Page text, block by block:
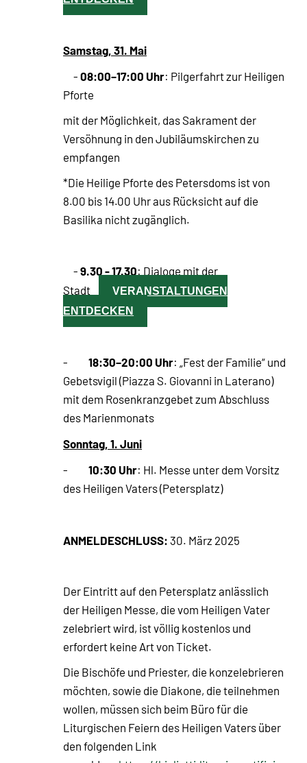
Samstag, 31. Mai
-08:00–17:00 Uhr: Pilgerfahrt zur Heiligen
Pforte
mit der Möglichkeit, das Sakrament der
Versöhnung in den Jubiläumskirchen zu
empfangen
*Die Heilige Pforte des Petersdoms ist von
8.00 bis 14.00 Uhr aus Rücksicht auf die
Basilika nicht zugänglich.
-9.30 - 17.30: Dialoge mit der
Stadt
VERANSTALTUNGEN
ENTDECKEN
-18:30–20:00 Uhr: „Fest der Familie“ und
Gebetsvigil (Piazza S. Giovanni in Laterano)
mit dem Rosenkranzgebet zum Abschluss
des Marienmonats
Sonntag, 1. Juni
-10:30 Uhr: Hl. Messe unter dem Vorsitz
des Heiligen Vaters (Petersplatz)
ANMELDESCHLUSS: 30. März 2025
Der Eintritt auf den Petersplatz anlässlich
der Heiligen Messe, die vom Heiligen Vater
zelebriert wird, ist völlig kostenlos und
erfordert keine Art von Ticket.
Die Bischöfe und Priester, die konzelebrieren
möchten, sowie die Diakone, die teilnehmen
wollen, müssen sich beim Büro für die
Liturgischen Feiern des Heiligen Vaters über
den folgenden Link